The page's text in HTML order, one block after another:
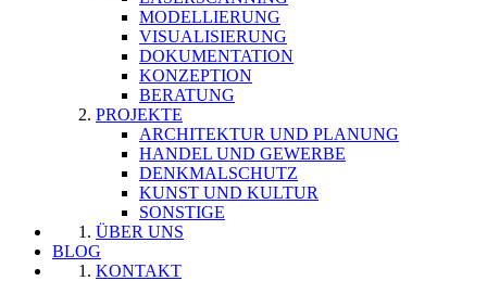
MODELLIERUNG
VISUALISIERUNG
DOKUMENTATION
KONZEPTION
BERATUNG
PROJEKTE
ARCHITEKTUR UND PLANUNG
HANDEL UND GEWERBE
DENKMALSCHUTZ
KUNST UND KULTUR
SONSTIGE
ÜBER UNS
BLOG
KONTAKT